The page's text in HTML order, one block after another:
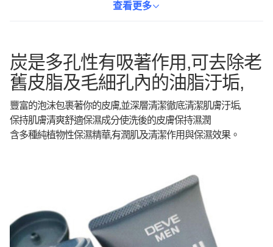
味，讓您在清潔的同時享受愉悅的感官體驗。
查看更多
炭是多孔性有吸著作用,可去除老
舊皮脂及毛細孔內的油脂汙垢,
豐富的泡沫包裹著你的皮膚,並深層清潔徹底清潔肌膚汙垢,
保持肌膚清爽舒適保濕成分使洗後的皮膚保持濕潤
含多種純植物性保濕精華,有潤肌及清潔作用與保濕效果。